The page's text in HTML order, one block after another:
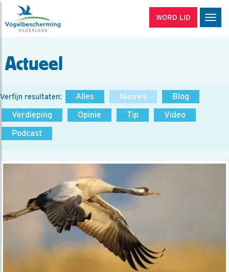
WORD LID
Actueel
Verfijn resultaten: Alles Nieuws
Blog
Verdieping
Opinie Tip
Video
Podcast